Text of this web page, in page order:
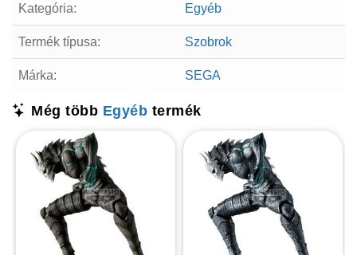
Kategória: Egyéb
Termék típusa: Szobrok
Márka: SEGA
Még több Egyéb termék